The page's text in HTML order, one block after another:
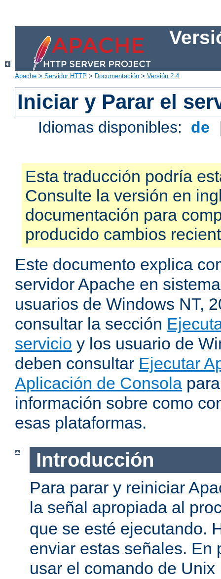
Apache > Servidor HTTP > Documentación > Versión 2.4
Iniciar y Parar el
Idiomas disponibles: de
Esta traducción podría
Consulte la versión en
documentación para
producido cambios
Este documento explica
servidor Apache en
usuarios de Windows NT,
consultar la sección
servicio y los usuario de
deben consultar Ejecutar
Aplicación de Consola
información sobre como
esas plataformas.
Introducción
Para parar y reiniciar
la señal apropiada al
que se esté ejecutando.
enviar estas señales. En
usar el comando de Unix